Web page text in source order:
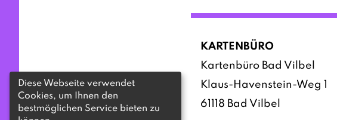
KARTENBÜRO
Kartenbüro Bad Vilbel
Klaus-Havenstein-Weg 1
61118 Bad Vilbel
Diese Webseite verwendet
Cookies, um Ihnen den
bestmöglichen Service bieten zu